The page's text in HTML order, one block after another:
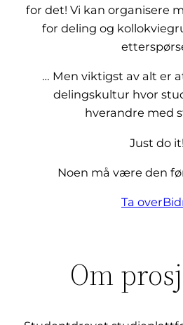
for det! Vi kan organisere
for deling og
… Men viktigst av alt er
delingskultur hvor
hverandre med
Just do it!
Noen må være den
Ta over
Om